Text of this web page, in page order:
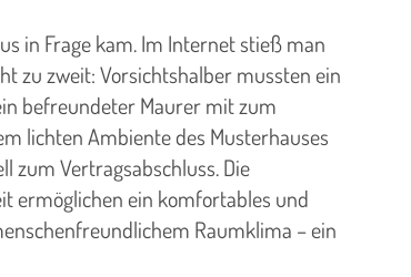
in Frage kam. Im Internet stieß man
zu zweit: Vorsichtshalber mussten ein
befreundeter Maurer mit zum
lichten Ambiente des Musterhauses
zum Vertragsabschluss. Die
ermöglichen ein komfortables und
Raumklima – ein